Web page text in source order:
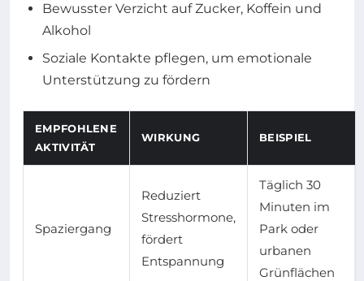
Bewusster Verzicht auf Zucker, Koffein und
Alkohol
Soziale Kontakte pflegen, um emotionale
Unterstützung zu fördern
EMPFOHLENE
AKTIVITÄT
WIRKUNG BEISPIEL
Spaziergang
Reduziert
Stresshormone,
fördert
Entspannung
Täglich 30
Minuten im
Park oder
urbanen
Grünflächen